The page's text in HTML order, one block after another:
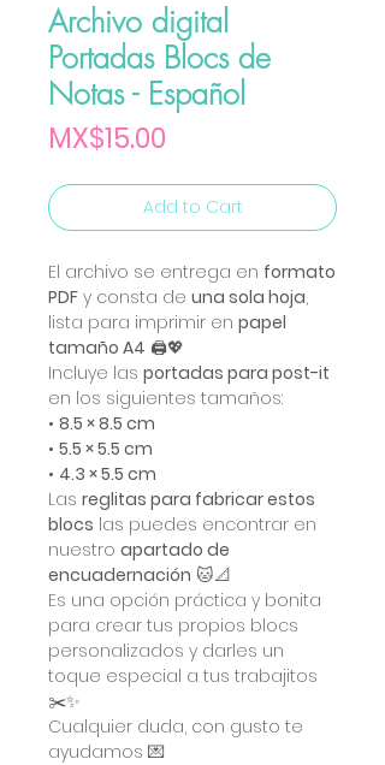
Archivo digital
Portadas Blocs de
Notas - Español
MX$15.00
Add to Cart
El archivo se entrega en formato
PDF y consta de una sola hoja,
lista para imprimir en papel
tamaño A4 🖨️💖
Incluye las portadas para post-it
en los siguientes tamaños:
• 8.5 × 8.5 cm
• 5.5 × 5.5 cm
• 4.3 × 5.5 cm
Las reglitas para fabricar estos
blocs las puedes encontrar en
nuestro apartado de
encuadernación 🐱📐
Es una opción práctica y bonita
para crear tus propios blocs
personalizados y darles un
toque especial a tus trabajitos
✂️✨
Cualquier duda, con gusto te
ayudamos 💌